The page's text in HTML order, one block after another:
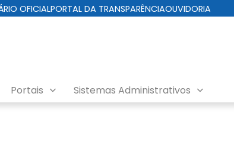
OFICIALPORTAL DA TRANSPARÊNCIAOUVIDORIA
Portais Sistemas Administrativos